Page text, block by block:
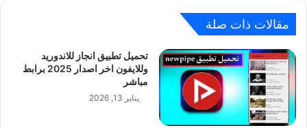
مقالات ذات صلة
تحميل تطبيق انجاز للاندوريد
وللايفون اخر اصدار 2025 برابط
مباشر
يناير 13, 2026